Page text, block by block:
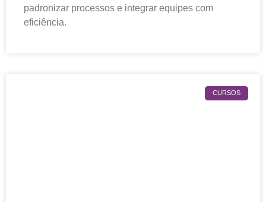
padronizar processos e integrar equipes com
eficiência.
CURSOS